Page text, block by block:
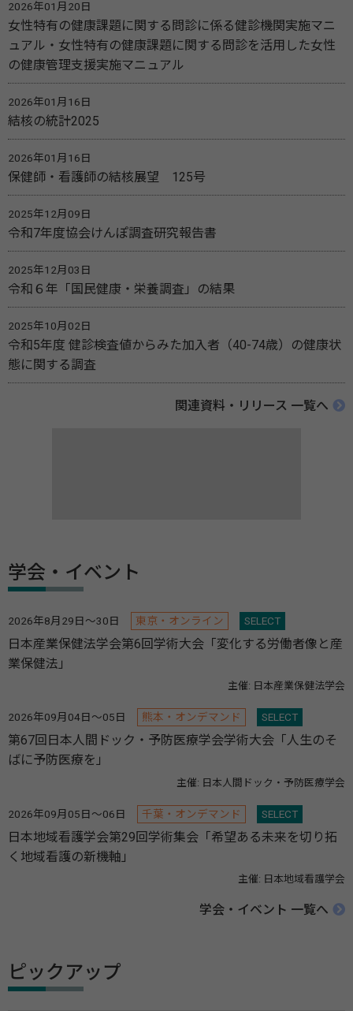
2026年01月20日
女性特有の健康課題に関する問診に係る健診機関実施マニ
ュアル・女性特有の健康課題に関する問診を活用した女性
の健康管理支援実施マニュアル
2026年01月16日
結核の統計2025
2026年01月16日
保健師・看護師の結核展望 125号
2025年12月09日
令和7年度協会けんぽ調査研究報告書
2025年12月03日
令和６年「国民健康・栄養調査」の結果
2025年10月02日
令和5年度 健診検査値からみた加入者（40-74歳）の健康状
態に関する調査
関連資料・リリース 一覧へ
学会・イベント
2026年8月29日～30日 東京・オンライン SELECT
日本産業保健法学会第6回学術大会「変化する労働者像と産
業保健法」
主催: 日本産業保健法学会
2026年09月04日～05日 熊本・オンデマンド SELECT
第67回日本人間ドック・予防医療学会学術大会「人生のそ
ばに予防医療を」
主催: 日本人間ドック・予防医療学会
2026年09月05日～06日 千葉・オンデマンド SELECT
日本地域看護学会第29回学術集会「希望ある未来を切り拓
く地域看護の新機軸」
主催: 日本地域看護学会
学会・イベント 一覧へ
ピックアップ